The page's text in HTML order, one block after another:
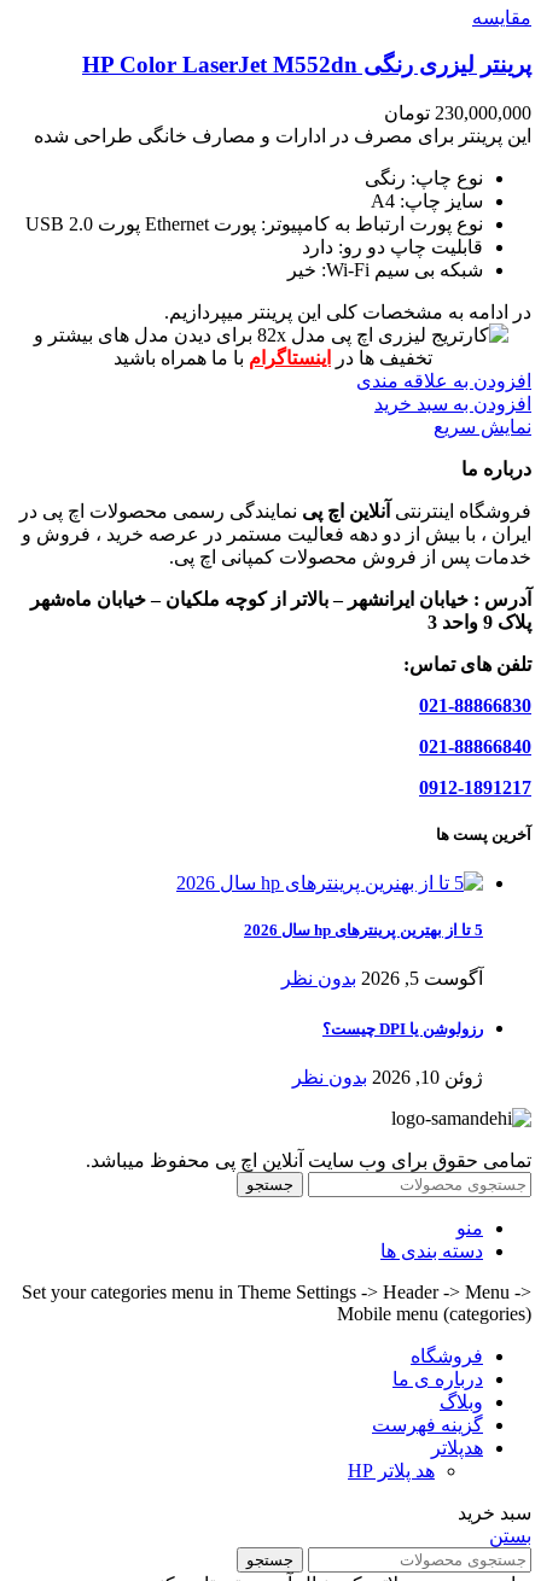
مقايسه
پرینتر لیزری رنگی HP Color LaserJet M552dn
230,000,000 تومان
این پرینتر برای مصرف در ادارات و مصارف خانگی طراحی شده
نوع چاپ: رنگی
سایز چاپ: A4
نوع پورت ارتباط به کامپیوتر: پورت Ethernet پورت USB 2.0
قابلیت چاپ دو رو: دارد
شبکه بی سیم Wi-Fi: خیر
در ادامه به مشخصات کلی این پرینتر میپردازیم.
برای دیدن مدل های بیشتر و
تخفیف ها در
اینستاگرام با ما همراه باشید
افزودن به علاقه مندی
افزودن به سبد خرید
نمایش سریع
درباره ما
فروشگاه اینترنتی آنلاین اچ پی نمایندگی رسمی محصولات اچ پی در
ایران ، با بیش از دو دهه فعالیت مستمر در عرصه خرید ، فروش و
خدمات پس از فروش محصولات کمپانی اچ پی.
آدرس : خیابان ایرانشهر – بالاتر از کوچه ملکیان – خیابان ماه‌شهر
پلاک 9 واحد 3
تلفن های تماس:
021-88866830
021-88866840
0912-1891217
آخرین پست ها
5 تا از بهترین پرینترهای hp سال 2026
آگوست 5, 2026 بدون نظر
رزولوشن یا DPI چیست؟
ژوئن 10, 2026 بدون نظر
تمامی حقوق برای وب سایت آنلاین اچ پی محفوظ میباشد.
جستجو
منو
دسته بندی ها
Set your categories menu in Theme Settings -> Header -> Menu ->
Mobile menu (categories)
فروشگاه
درباره ی ما
وبلاگ
گزینه فهرست
هدپلاتر
هد پلاتر HP
سبد خرید
بستن
جستجو